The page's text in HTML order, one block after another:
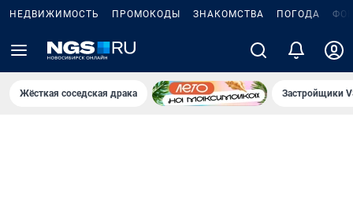
НЕДВИЖИМОСТЬ ПРОМОКОДЫ ЗНАКОМСТВА ПОГОДА
Жёсткая соседская драка Застройщики